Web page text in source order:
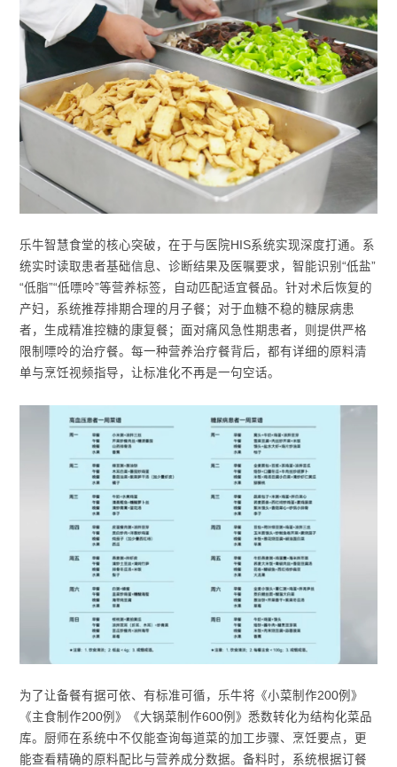
乐牛智慧食堂的核心突破，在于与医院HIS系统实现深度打通。系
统实时读取患者基础信息、诊断结果及医嘱要求，智能识别“低盐”
“低脂”“低嘌呤”等营养标签，自动匹配适宜餐品。针对术后恢复的
产妇，系统推荐排期合理的月子餐；对于血糖不稳的糖尿病患
者，生成精准控糖的康复餐；面对痛风急性期患者，则提供严格
限制嘌呤的治疗餐。每一种营养治疗餐背后，都有详细的原料清
单与烹饪视频指导，让标准化不再是一句空话。
为了让备餐有据可依、有标准可循，乐牛将《小菜制作200例》
《主食制作200例》《大锅菜制作600例》悉数转化为结构化菜品
库。厨师在系统中不仅能查询每道菜的加工步骤、烹饪要点，更
能查看精确的原料配比与营养成分数据。备料时，系统根据订餐